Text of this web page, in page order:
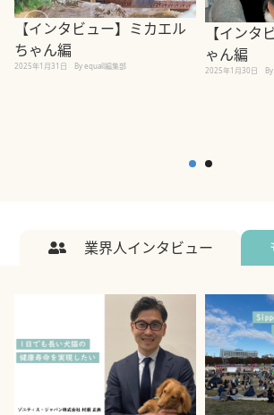
【インタビュー】ミカエル
ちゃん編
2025年1月31日 By equall編集部
【インタ
ゃん編
2025年1月30日
業界人インタビュー